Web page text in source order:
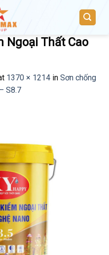
Ngoại Thất Cao
1370 × 1214 in Sơn chống
S8.7